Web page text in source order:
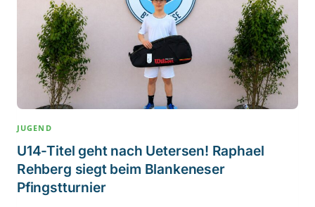
JUGEND
U14-Titel geht nach Uetersen! Raphael
Rehberg siegt beim Blankeneser
Pfingstturnier